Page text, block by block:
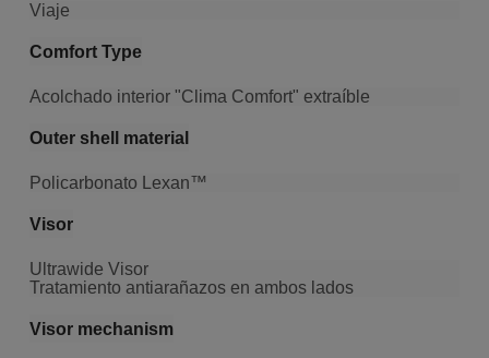
Viaje
Comfort Type
Acolchado interior "Clima Comfort" extraíble
Outer shell material
Policarbonato Lexan™
Visor
Ultrawide Visor
Tratamiento antiarañazos en ambos lados
Visor mechanism